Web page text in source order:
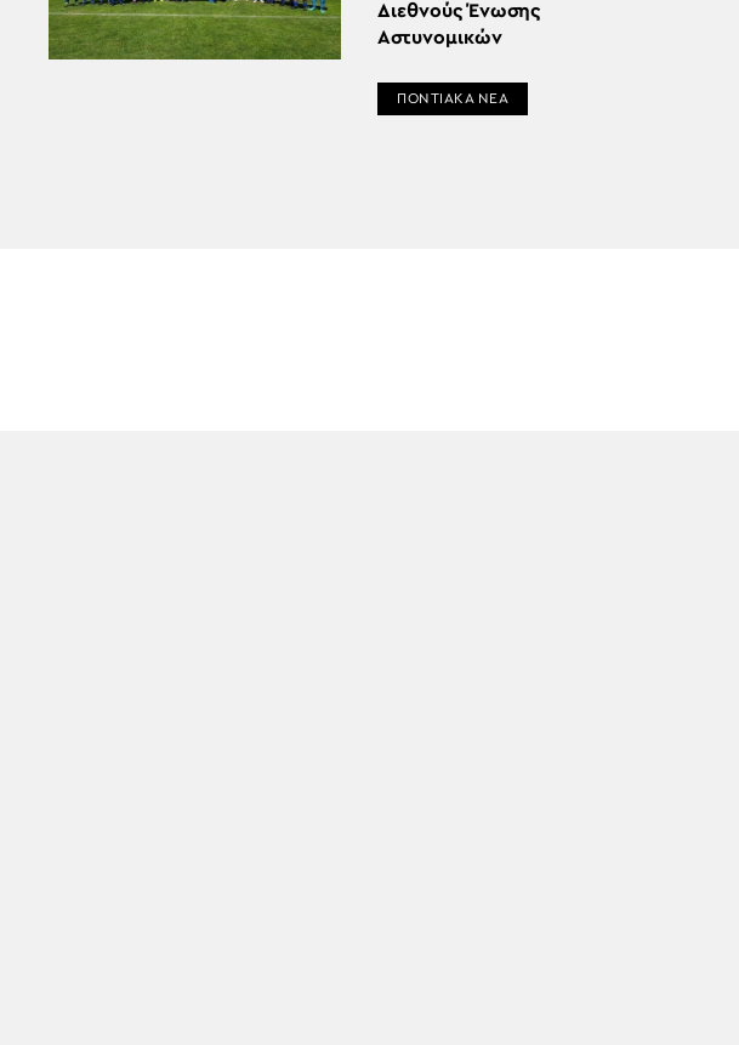
Διεθνούς Ένωσης
Αστυνομικών
ΠΟΝΤΙΑΚΑ ΝΕΑ